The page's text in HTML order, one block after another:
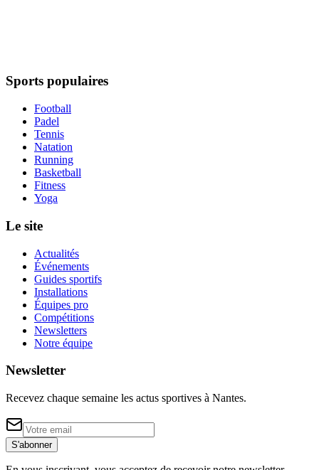
Sports populaires
Football
Padel
Tennis
Natation
Running
Basketball
Fitness
Yoga
Le site
Actualités
Événements
Guides sportifs
Installations
Équipes pro
Compétitions
Newsletters
Notre équipe
Newsletter
Recevez chaque semaine les actus sportives à Nantes.
S'abonner